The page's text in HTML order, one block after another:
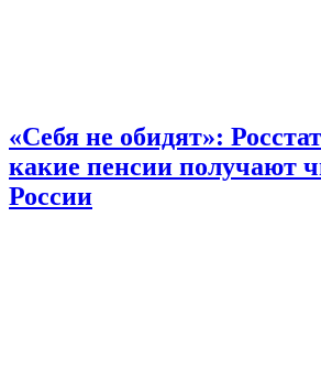
«Себя не обидят»:
какие пенсии получают
России